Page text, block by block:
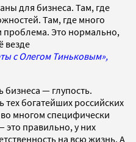
для бизнеса. Там, где
Там, где много
проблема. Это нормально,
везде
с Олегом Тиньковым»,
бизнеса — глупость.
тех богатейших российских
многом специфически
правильно, у них
на всю жизнь. А